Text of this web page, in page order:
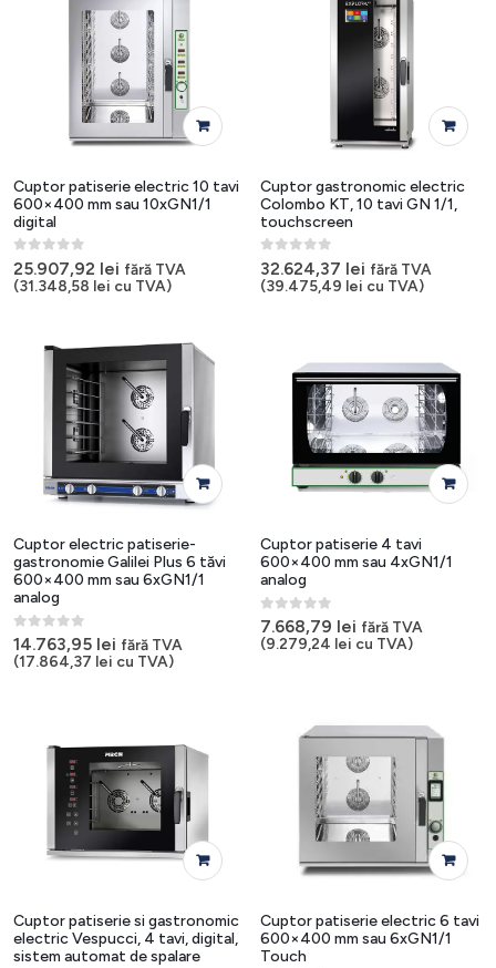
Cuptor patiserie electric 10 tavi
600×400 mm sau 10xGN1/1
digital
0out of 5
25.907,92 lei fără TVA
(31.348,58 lei cu TVA)
Cuptor gastronomic electric
Colombo KT, 10 tavi GN 1/1,
touchscreen
0out of 5
32.624,37 lei fără TVA
(39.475,49 lei cu TVA)
Cuptor electric patiserie-
gastronomie Galilei Plus 6 tăvi
600×400 mm sau 6xGN1/1
analog
0 out of 5
14.763,95 lei fără TVA
(17.864,37 lei cu TVA)
Cuptor patiserie 4 tavi
600×400 mm sau 4xGN1/1
analog
0out of 5
7.668,79 lei fără TVA
(9.279,24 lei cu TVA)
Cuptor patiserie si gastronomic
electric Vespucci, 4 tavi, digital,
sistem automat de spalare
Cuptor patiserie electric 6 tavi
600×400 mm sau 6xGN1/1
Touch